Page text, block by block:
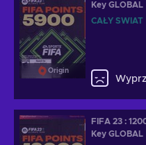
Origin
Key GLOBAL
CAŁY ŚWIAT
FIFA 23 :
Key GLOBAL